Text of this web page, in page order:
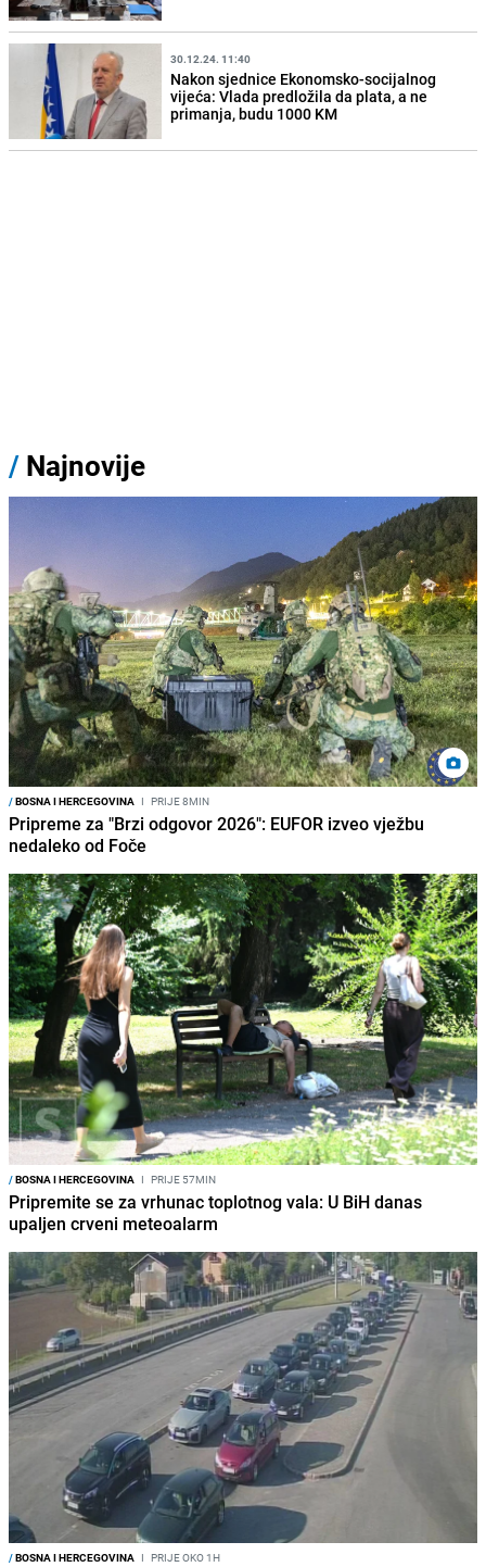
30.12.24. 11:40
Nakon sjednice Ekonomsko-socijalnog
vijeća: Vlada predložila da plata, a ne
primanja, budu 1000 KM
/ Najnovije
/BOSNA I HERCEGOVINA I PRIJE 8MIN
Pripreme za "Brzi odgovor 2026": EUFOR izveo vježbu
nedaleko od Foče
/BOSNA I HERCEGOVINA I PRIJE 57MIN
Pripremite se za vrhunac toplotnog vala: U BiH danas
upaljen crveni meteoalarm
/BOSNA I HERCEGOVINA I PRIJE OKO 1H